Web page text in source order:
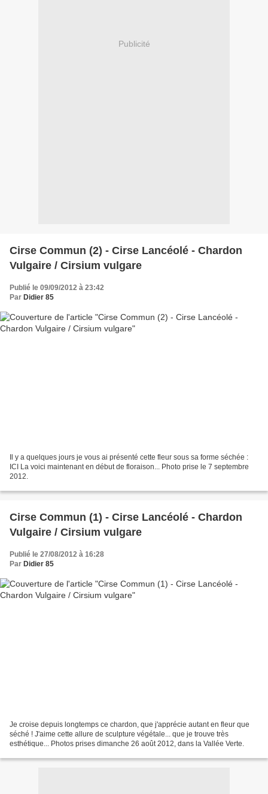
Publicité
Cirse Commun (2) - Cirse Lancéolé - Chardon
Vulgaire / Cirsium vulgare
Publié le 09/09/2012 à 23:42
Par Didier 85
Il y a quelques jours je vous ai présenté cette fleur sous sa forme séchée :
ICI La voici maintenant en début de floraison... Photo prise le 7 septembre
2012.
Cirse Commun (1) - Cirse Lancéolé - Chardon
Vulgaire / Cirsium vulgare
Publié le 27/08/2012 à 16:28
Par Didier 85
Je croise depuis longtemps ce chardon, que j'apprécie autant en fleur que
séché ! J'aime cette allure de sculpture végétale... que je trouve très
esthétique... Photos prises dimanche 26 août 2012, dans la Vallée Verte.